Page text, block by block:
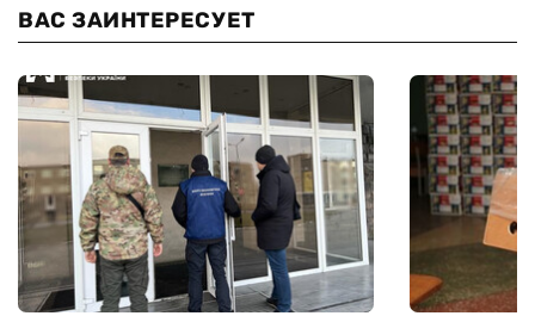
ВАС ЗАИНТЕРЕСУЕТ